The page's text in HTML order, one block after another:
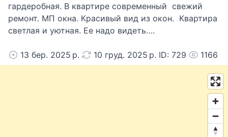
гардеробная. В квартире современный свежий
ремонт. МП окна. Красивый вид из окон. Квартира
светлая и уютная. Ее надо видеть….
13 бер. 2025 р. 10 груд. 2025 р. ID: 729 1166